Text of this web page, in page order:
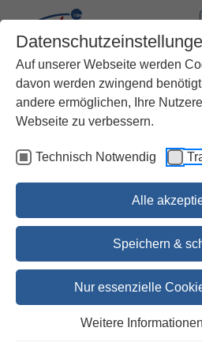
Auf unserer Webseite werden
davon werden zwingend
andere ermöglichen, Ihre
Webseite zu verbessern.
Technisch Notwendig
Alle
Speichern &
Nur essenzielle
Weitere